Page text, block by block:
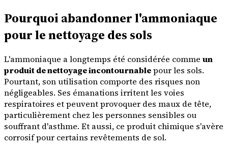
Pourquoi abandonner l'ammoniaque
pour le nettoyage des sols
L'ammoniaque a longtemps été considérée comme un
produit de nettoyage incontournablepour les sols.
Pourtant, son utilisation comporte des risques non
négligeables. Ses émanations irritent les voies
respiratoires et peuvent provoquer des maux de tête,
particulièrement chez les personnes sensibles ou
souffrant d'asthme. Et aussi, ce produit chimique s'avère
corrosif pour certains revêtements de sol.